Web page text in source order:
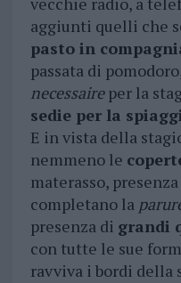
aggiunti quelli che
pasto in
passata di
necessaireper la
sedie per la
E in vista della
nemmeno le
materasso,
completano la
presenza di grandi
con tutte le sue
ravviva i bordi della